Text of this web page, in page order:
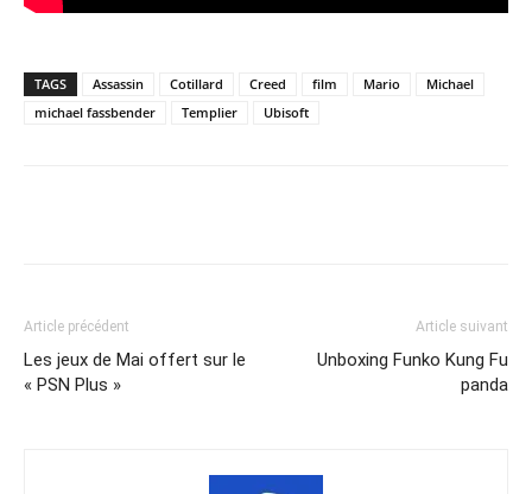
TAGS Assassin Cotillard Creed film Mario
Michael
michael fassbender
Templier Ubisoft
Article précédent
Les jeux de Mai offert sur le
« PSN Plus »
Article suivant
Unboxing Funko Kung Fu
panda